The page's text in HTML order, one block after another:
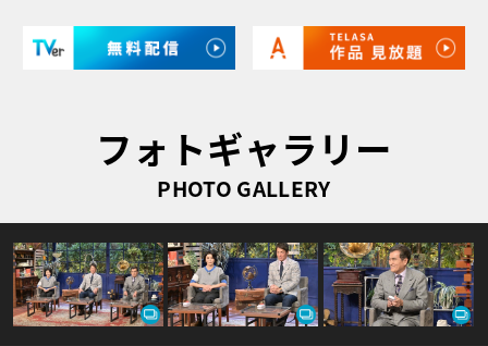
フォトギャラリー
PHOTO GALLERY